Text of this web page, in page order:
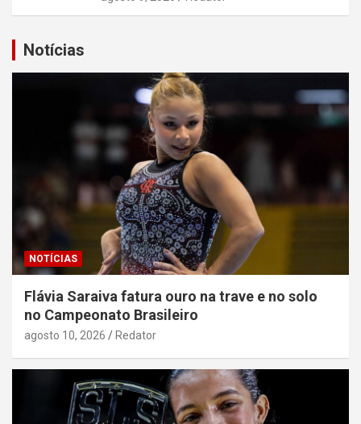
Notícias
NOTÍCIAS
Flávia Saraiva fatura ouro na trave e no solo
no Campeonato Brasileiro
agosto 10, 2026 Redator